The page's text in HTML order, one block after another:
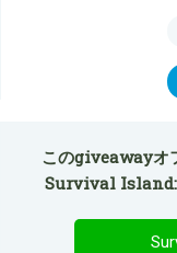
このgiveawayオ
Survival Island: